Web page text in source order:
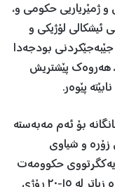
ژمێریاریی حكومی و،
ئیشكالی لۆژیكی و
بودجه‌دا
هه‌روه‌ك پێشتریش
پێوه‌ر.
بۆ ئه‌م مه‌به‌سته‌
زۆره‌ و شیاوی
یه‌كگرتووی حكوومه‌ت